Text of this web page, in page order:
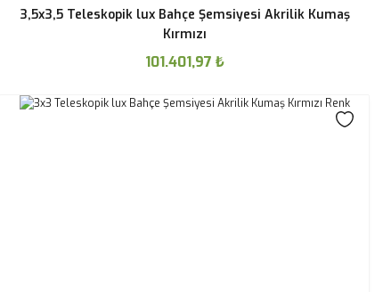
3,5x3,5 Teleskopik lux Bahçe Şemsiyesi Akrilik Kumaş
Kırmızı
101.401,97 ₺